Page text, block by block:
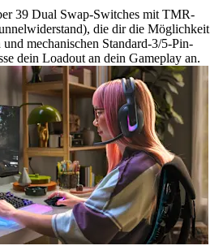
39 Dual Swap-Switches mit TMR-
die dir die Möglichkeit
mechanischen Standard-3/5-Pin-
dein Loadout an dein Gameplay an.